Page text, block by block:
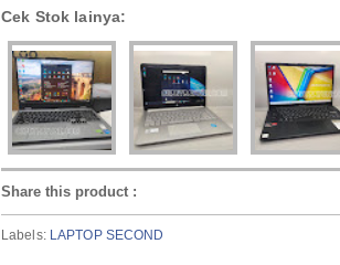
Cek Stok lainya:
Share this product :
Labels: LAPTOP SECOND